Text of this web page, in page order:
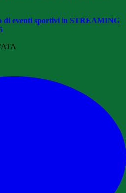
di eventi sportivi in STREAMING